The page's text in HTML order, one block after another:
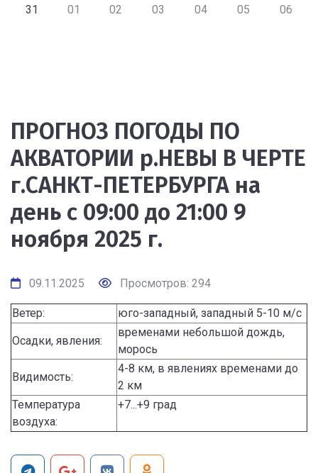
31 01 02 03 04 05 06
ПРОГНОЗ ПОГОДЫ ПО
АКВАТОРИИ р.НЕВЫ В ЧЕРТЕ
г.САНКТ-ПЕТЕРБУРГА на
день с 09:00 до 21:00 9
ноября 2025 г.
09.11.2025 Просмотров: 294
Ветер: юго-западный, западный 5-10 м/с
Осадки, явления:
временами небольшой дождь,
морось
Видимость:
4-8 км, в явлениях временами до
2 км
Температура
воздуха:
+7...+9 град